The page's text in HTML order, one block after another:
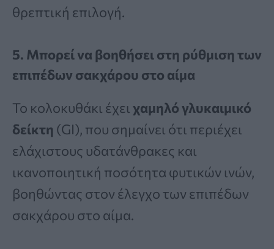
θρεπτική επιλογή.
5. Μπορεί να βοηθήσει στη ρύθμιση των
επιπέδων σακχάρου στο αίμα
Το κολοκυθάκι έχει χαμηλό γλυκαιμικό
δείκτη (GI), που σημαίνει ότι περιέχει
ελάχιστους υδατάνθρακες και
ικανοποιητική ποσότητα φυτικών ινών,
βοηθώντας στον έλεγχο των επιπέδων
σακχάρου στο αίμα.